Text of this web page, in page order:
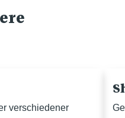
verschiedener